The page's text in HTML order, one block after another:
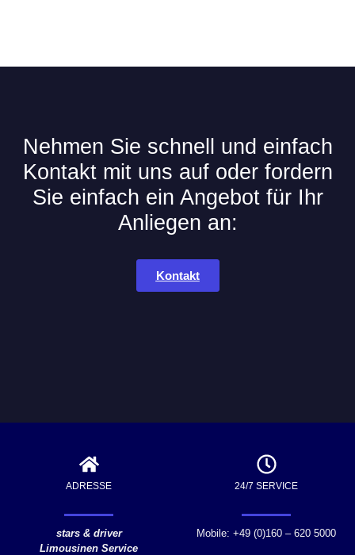
Nehmen Sie schnell und einfach
Kontakt mit uns auf oder fordern
Sie einfach ein Angebot für Ihr
Anliegen an:
Kontakt
ADRESSE
stars & driver
Limousinen Service
24/7 SERVICE
Mobile: +49 (0)160 – 620 5000